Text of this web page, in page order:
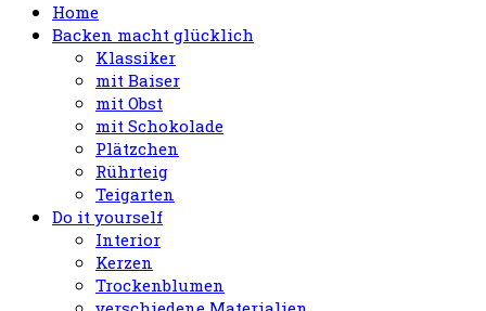
Home
Backen macht glücklich
Klassiker
mit Baiser
mit Obst
mit Schokolade
Plätzchen
Rührteig
Teigarten
Do it yourself
Interior
Kerzen
Trockenblumen